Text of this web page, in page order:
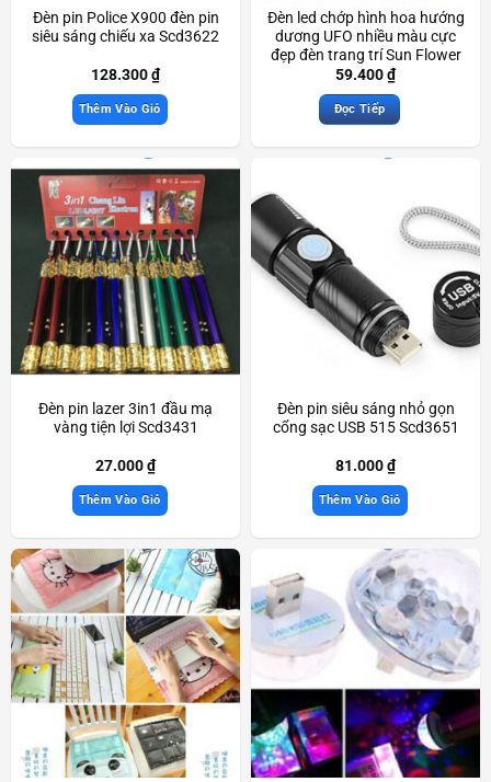
Đèn pin Police X900 đèn pin
siêu sáng chiếu xa Scd3622
128.300₫
Thêm Vào Giỏ
Đèn led chớp hình hoa hướng
dương UFO nhiều màu cực
đẹp đèn trang trí Sun Flower
Led Light đẹp mắt Scd3740
59.400₫
Đọc Tiếp
Đèn pin lazer 3in1 đầu mạ
vàng tiện lợi Scd3431
27.000₫
Thêm Vào Giỏ
Đèn pin siêu sáng nhỏ gọn
cổng sạc USB 515 Scd3651
81.000₫
Thêm Vào Giỏ